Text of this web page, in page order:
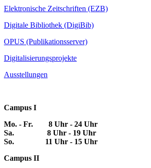
Elektronische Zeitschriften (EZB)
Digitale Bibliothek (DigiBib)
OPUS (Publikationsserver)
Digitalisierungsprojekte
Ausstellungen
Campus I
Mo. - Fr. 8 Uhr - 24 Uhr
Sa. 8 Uhr - 19 Uhr
So. 11 Uhr - 15 Uhr
Campus II